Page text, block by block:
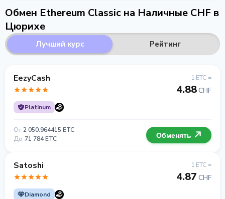
Обмен Ethereum Classic на Наличные CHF в
Цюрихе
Лучший курс Рейтинг
EezyCash
Platinum
1 ETC =
4.88CHF
От 2 050.964415 ETC
До 71 784 ETC Обменять
Satoshi
Diamond
1 ETC =
4.87 CHF